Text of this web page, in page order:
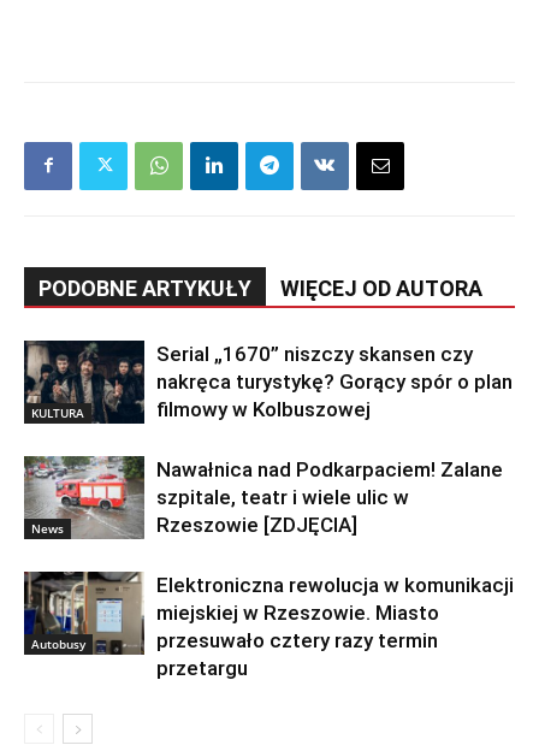
PODOBNE ARTYKUŁY WIĘCEJ OD AUTORA
KULTURA
Serial „1670” niszczy skansen czy
nakręca turystykę? Gorący spór o plan
filmowy w Kolbuszowej
News
Nawałnica nad Podkarpaciem! Zalane
szpitale, teatr i wiele ulic w
Rzeszowie [ZDJĘCIA]
Autobusy
Elektroniczna rewolucja w komunikacji
miejskiej w Rzeszowie. Miasto
przesuwało cztery razy termin
przetargu